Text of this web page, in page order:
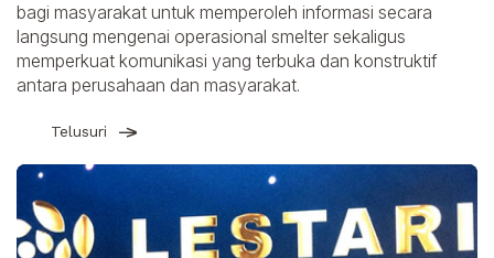
bagi masyarakat untuk memperoleh informasi secara
langsung mengenai operasional smelter sekaligus
memperkuat komunikasi yang terbuka dan konstruktif
antara perusahaan dan masyarakat.
Telusuri